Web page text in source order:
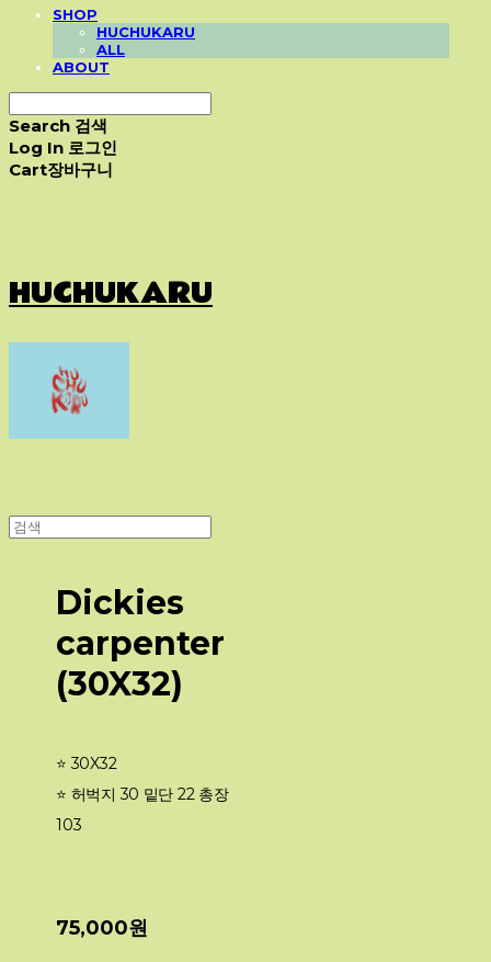
SHOP
HUCHUKARU
ALL
ABOUT
Search 검색
Log In 로그인
Cart장바구니
HUCHUKARU
Dickies
carpenter
(30X32)
⭐️ 30X32
⭐️ 허벅지 30 밑단 22 총장
103
75,000원